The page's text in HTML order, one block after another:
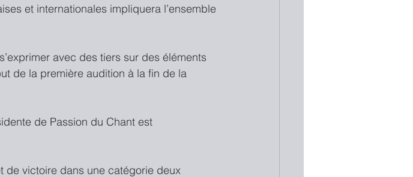
et internationales impliquera l’ensemble
avec des tiers sur des éléments
de la première audition à la fin de la
de Passion du Chant est
de victoire dans une catégorie deux